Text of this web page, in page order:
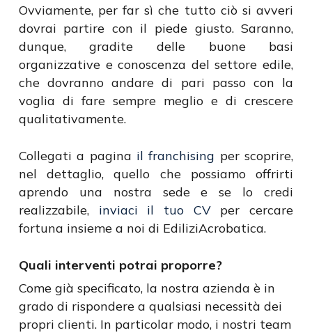
Ovviamente, per far sì che tutto ciò si avveri
dovrai partire con il piede giusto. Saranno,
dunque, gradite delle buone basi
organizzative e conoscenza del settore edile,
che dovranno andare di pari passo con la
voglia di fare sempre meglio e di crescere
qualitativamente.
Collegati a pagina il franchising per scoprire,
nel dettaglio, quello che possiamo offrirti
aprendo una nostra sede e se lo credi
realizzabile, inviaci il tuo CVper cercare
fortuna insieme a noi di EdiliziAcrobatica.
Quali interventi potrai proporre?
Come già specificato, la nostra azienda è in
grado di rispondere a qualsiasi necessità dei
propri clienti. In particolar modo, i nostri team